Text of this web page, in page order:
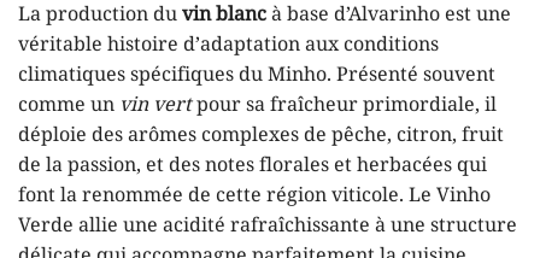
La production duvin blancà base d’Alvarinho est une
véritable histoire d’adaptation aux conditions
climatiques spécifiques du Minho. Présenté souvent
comme un vin vertpour sa fraîcheur primordiale, il
déploie des arômes complexes de pêche, citron, fruit
de la passion, et des notes florales et herbacées qui
font la renommée de cette région viticole. Le Vinho
Verde allie une acidité rafraîchissante à une structure